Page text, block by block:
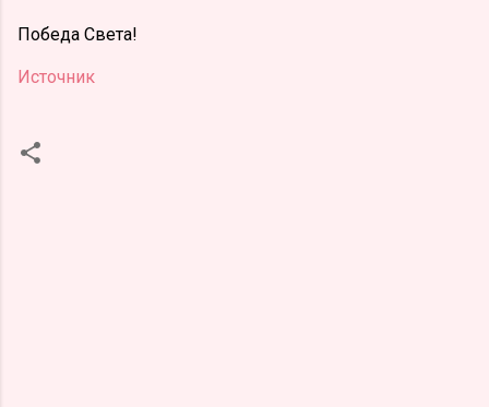
Победа Света!
Источник